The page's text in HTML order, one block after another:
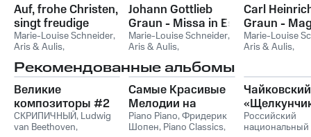
Auf, frohe Christen,
singt freudige
Lieder
Marie-Louise Schneider,
Aris & Aulis,
Marie Luise Werneburg,
Jonathan de la Paz Zaens
Johann Gottlieb
Graun - Missa in Es
Marie-Louise Schneider,
Aris & Aulis,
Marie Luise Werneburg,
Sabine Eyer,Stephan
Gähler
Carl
Graun -
in F
Marie-Louise
Aris & Aulis,
Sabine Eyer,
Gähler
Рекомендованные альбомы
Великие
композиторы #2
СКРИПИЧНЫЙ, Ludwig
van Beethoven,
Самые Красивые
Мелодии на
Пианино
Piano Piano,Фридерик
Шопен, Piano Classics,
Чайковский
Российский
национальный